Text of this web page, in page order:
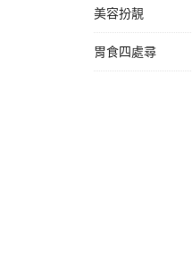
美容扮靚
胃食四處尋